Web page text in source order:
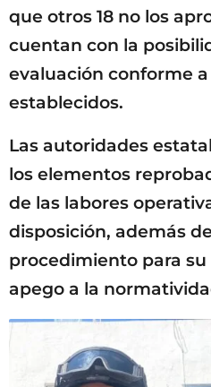
que otros 18 no los
cuentan con la
evaluación conforme
establecidos.
Las autoridades
los elementos
de las labores
disposición, además
procedimiento para
apego a la